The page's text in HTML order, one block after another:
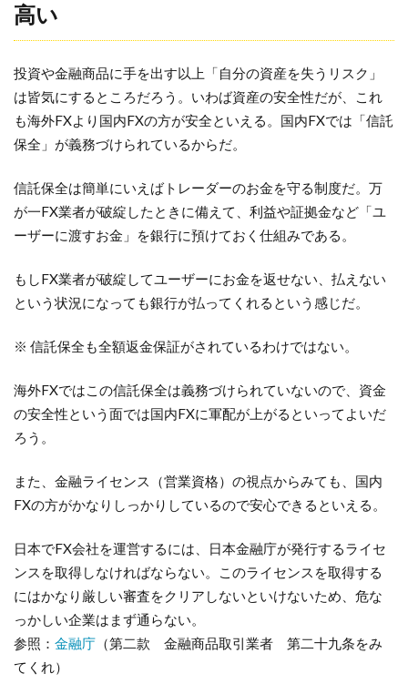
高い
投資や金融商品に手を出す以上「自分の資産を失うリスク」
は皆気にするところだろう。いわば資産の安全性だが、これ
も海外FXより国内FXの方が安全といえる。国内FXでは「信託
保全」が義務づけられているからだ。
信託保全は簡単にいえばトレーダーのお金を守る制度だ。万
が一FX業者が破綻したときに備えて、利益や証拠金など「ユ
ーザーに渡すお金」を銀行に預けておく仕組みである。
もしFX業者が破綻してユーザーにお金を返せない、払えない
という状況になっても銀行が払ってくれるという感じだ。
※ 信託保全も全額返金保証がされているわけではない。
海外FXではこの信託保全は義務づけられていないので、資金
の安全性という面では国内FXに軍配が上がるといってよいだ
ろう。
また、金融ライセンス（営業資格）の視点からみても、国内
FXの方がかなりしっかりしているので安心できるといえる。
日本でFX会社を運営するには、日本金融庁が発行するライセ
ンスを取得しなければならない。このライセンスを取得する
にはかなり厳しい審査をクリアしないといけないため、危な
っかしい企業はまず通らない。
参照： 金融庁 （第二款 金融商品取引業者 第二十九条をみ
てくれ）